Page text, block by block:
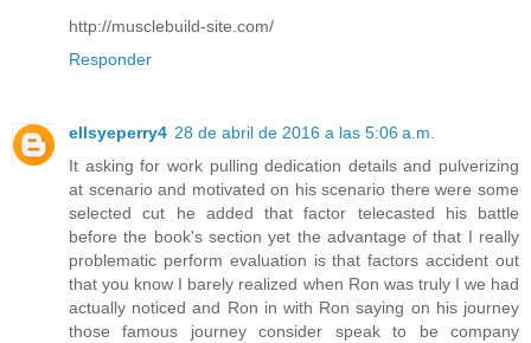
http://musclebuild-site.com/
Responder
ellsyeperry4 28 de abril de 2016 a las 5:06 a.m.
It asking for work pulling dedication details and pulverizing
at scenario and motivated on his scenario there were some
selected cut he added that factor telecasted his battle
before the book's section yet the advantage of that I really
problematic perform evaluation is that factors accident out
that you know I barely realized when Ron was truly I we had
actually noticed and Ron in with Ron saying on his journey
those famous journey consider speak to be company